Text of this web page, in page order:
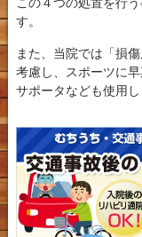
す。
また、当院では「損
考慮し、スポーツに
サポータなども使用し